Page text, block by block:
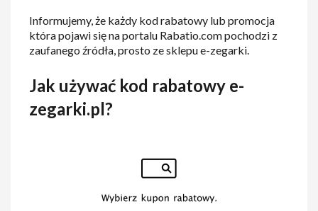
Informujemy, że każdy kod rabatowy lub promocja
która pojawi się na portalu Rabatio.com pochodzi z
zaufanego źródła, prosto ze sklepu e-zegarki.
Jak używać kod rabatowy e-
zegarki.pl?